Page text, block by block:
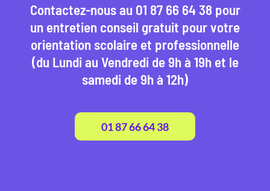
Contactez-nous au 01 87 66 64 38 pour
un entretien conseil gratuit pour votre
orientation scolaire et professionnelle
(du Lundi au Vendredi de 9h à 19h et le
samedi de 9h à 12h)
01 87 66 64 38